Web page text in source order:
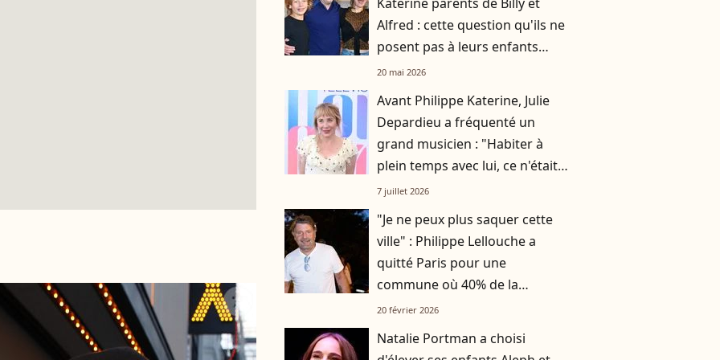
Alfred : cette question qu'ils ne
posent pas à leurs enfants
pour ne pas leur mettre la
20 mai 2026
Avant Philippe Katerine, Julie
Depardieu a fréquenté un
grand musicien : "Habiter à
plein temps avec lui, ce n'était
plus possible"
7 juillet 2026
"Je ne peux plus saquer cette
ville" : Philippe Lellouche a
quitté Paris pour une
commune où 40% de la
population a plus de 60 ans
20 février 2026
Natalie Portman a choisi